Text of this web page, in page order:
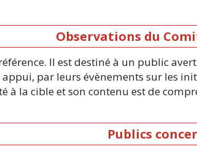
Observations du
Il est destiné à un public
par leurs évènements sur les
à la cible et son contenu est de
Publics